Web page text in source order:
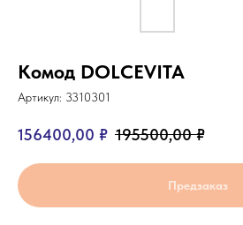
Комод DOLCEVITA
Артикул: 3310301
156400,00 ₽ 195500,00 ₽
Предзаказ